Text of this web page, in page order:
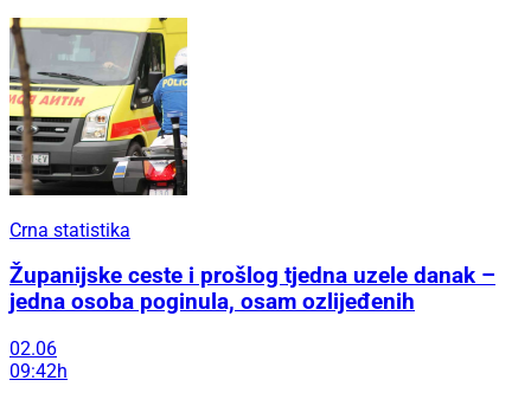
Crna statistika
Županijske ceste i prošlog tjedna uzele danak –
jedna osoba poginula, osam ozlijeđenih
02.06
09:42h